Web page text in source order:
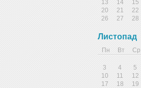
13
14 15
20
21 22
26
27 28
Листопад
Пн Вт Ср
3
4 5
10
11 12
17
18 19